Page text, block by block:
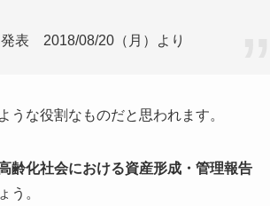
表 2018/08/20（月）より
な役割なものだと思われます。
高齢化社会における資産形成・管理報告
う。